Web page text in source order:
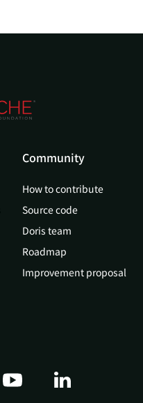
Community
How to contribute
Source code
Doris team
Roadmap
Improvement proposal